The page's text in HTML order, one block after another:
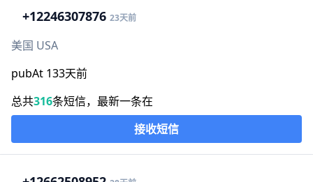
+12246307876 23天前
美国 USA
pubAt 133天前
总共316条短信，最新一条在
接收短信